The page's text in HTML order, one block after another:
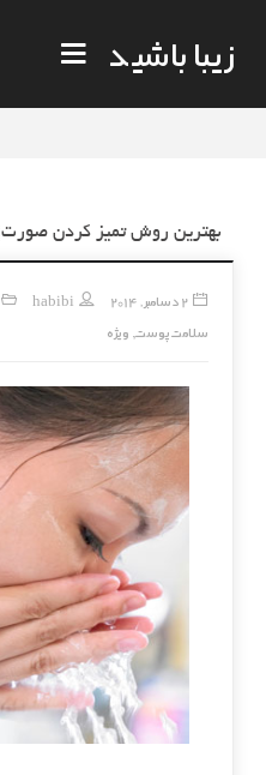
زیبا باشید
بهترین روش تمیز کردن صورت
2 دسامبر, 2014 habibi
سلامت پوست, ویژه